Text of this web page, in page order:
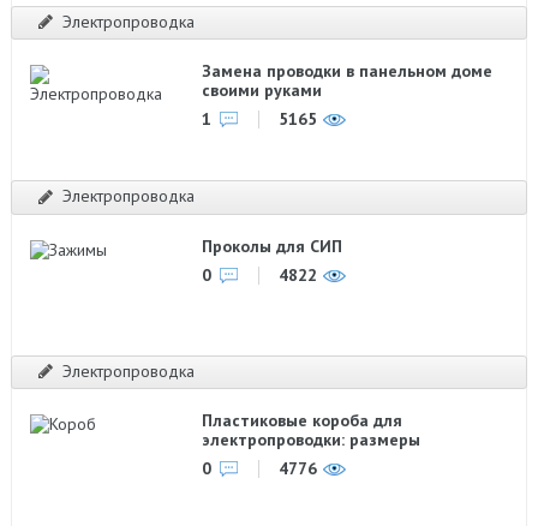
Электропроводка
Замена проводки в панельном доме
своими руками
1
5165
Электропроводка
Проколы для СИП
0
4822
Электропроводка
Пластиковые короба для
электропроводки: размеры
0
4776